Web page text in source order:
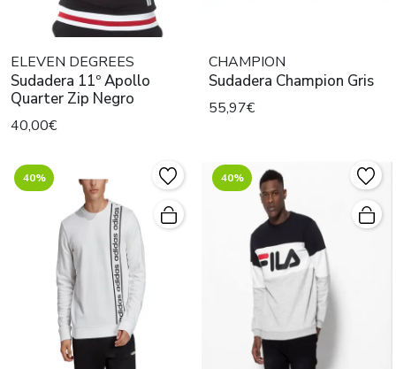
ELEVEN DEGREES
Sudadera 11º Apollo
Quarter Zip Negro
40,00€
CHAMPION
Sudadera Champion Gris
55,97€
40% 40%